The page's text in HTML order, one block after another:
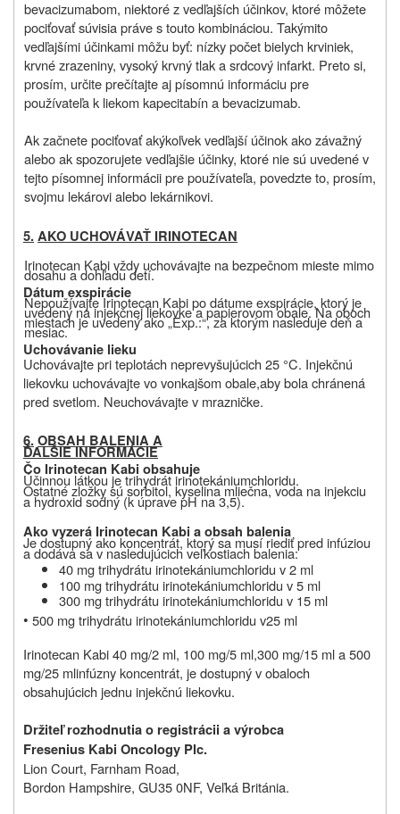
bevacizumabom, niektoré z vedľajších účinkov, ktoré môžete
pociťovať súvisia práve s touto kombináciou. Takýmito
vedľajšími účinkami môžu byť: nízky počet bielych krviniek,
krvné zrazeniny, vysoký krvný tlak a srdcový infarkt. Preto si,
prosím, určite prečítajte aj písomnú informáciu pre
používateľa k liekom kapecitabín a bevacizumab.
Ak začnete pociťovať akýkoľvek vedľajší účinok ako závažný
alebo ak spozorujete vedľajšie účinky, ktoré nie sú uvedené v
tejto písomnej informácii pre používateľa, povedzte to, prosím,
svojmu lekárovi alebo lekárnikovi.
5.AKO UCHOVÁVAŤ IRINOTECAN
Irinotecan Kabi vždy uchovávajte na bezpečnom mieste mimo
dosahu a dohľadu detí.
Dátum exspirácie
Nepoužívajte Irinotecan Kabi po dátume exspirácie, ktorý je
uvedený na injekčnej liekovke a papierovom obale. Na oboch
miestach je uvedený ako „Exp.:“, za ktorým nasleduje deň a
mesiac.
Uchovávanie lieku
Uchovávajte pri teplotách neprevyšujúcich25 °C. Injekčnú
liekovku uchovávajte vo vonkajšom obale,aby bola chránená
pred svetlom. Neuchovávajte v mrazničke.
6.OBSAH BALENIA A
ĎALŠIE INFORMÁCIE
Čo Irinotecan Kabi obsahuje
Účinnou látkou je trihydrát irinotekániumchloridu.
Ostatné zložky sú sorbitol, kyselina mliečna, voda na injekciu
ahydroxid sodný (k úprave pH na 3,5).
Ako vyzerá Irinotecan Kabi a obsah balenia
Je dostupný ako koncentrát, ktorý sa musí riediť pred infúziou
a dodáva sa v nasledujúcich veľkostiach balenia:
40 mg trihydrátu irinotekániumchloridu v 2 ml
100 mg trihydrátu irinotekániumchloridu v 5 ml
300 mgtrihydrátu irinotekániumchloridu v 15 ml
• 500 mgtrihydrátu irinotekániumchloridu v25 ml
Irinotecan Kabi 40 mg/2 ml, 100 mg/5 ml,300 mg/15 ml a 500
mg/25 mlinfúznykoncentrát, je dostupný v obaloch
obsahujúcich jednu injekčnú liekovku.
Držiteľ rozhodnutia o registrácii a výrobca
Fresenius Kabi Oncology Plc.
Lion Court, Farnham Road,
Bordon Hampshire, GU35 0NF, Veľká Británia.